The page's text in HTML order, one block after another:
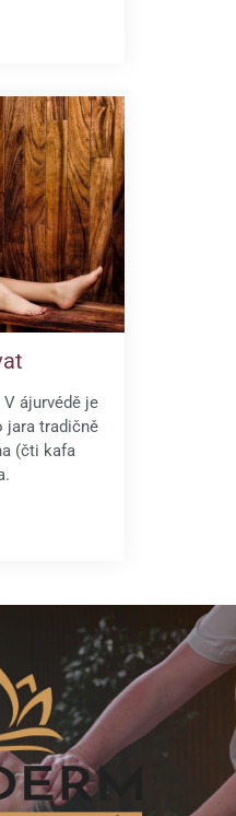
ájurvédě je
jara tradičně
(čti kafa